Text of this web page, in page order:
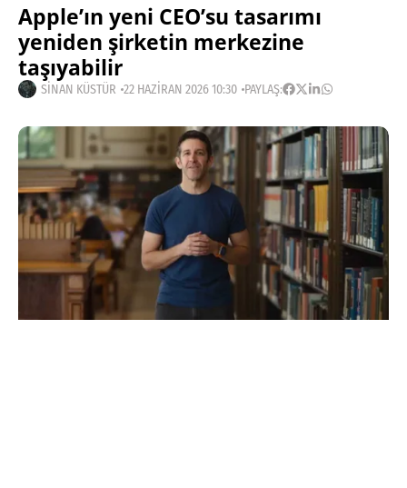
Apple’ın yeni CEO’su tasarımı
yeniden şirketin merkezine
taşıyabilir
SINAN KÜSTÜR 22 HAZIRAN 2026 10:30 PAYLAŞ: